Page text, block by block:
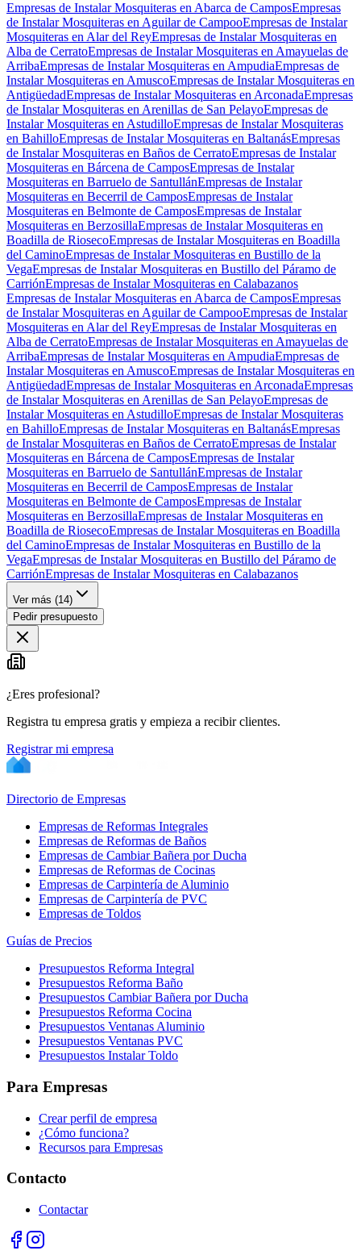
Empresas de Instalar Mosquiteras en Abarca de CamposEmpresas
de Instalar Mosquiteras en Aguilar de CampooEmpresas de Instalar
Mosquiteras en Alar del ReyEmpresas de Instalar Mosquiteras en
Alba de CerratoEmpresas de Instalar Mosquiteras en Amayuelas de
ArribaEmpresas de Instalar Mosquiteras en AmpudiaEmpresas de
Instalar Mosquiteras en AmuscoEmpresas de Instalar Mosquiteras en
AntigüedadEmpresas de Instalar Mosquiteras en ArconadaEmpresas
de Instalar Mosquiteras en Arenillas de San PelayoEmpresas de
Instalar Mosquiteras en AstudilloEmpresas de Instalar Mosquiteras
en BahilloEmpresas de Instalar Mosquiteras en BaltanásEmpresas
de Instalar Mosquiteras en Baños de CerratoEmpresas de Instalar
Mosquiteras en Bárcena de CamposEmpresas de Instalar
Mosquiteras en Barruelo de SantullánEmpresas de Instalar
Mosquiteras en Becerril de CamposEmpresas de Instalar
Mosquiteras en Belmonte de CamposEmpresas de Instalar
Mosquiteras en BerzosillaEmpresas de Instalar Mosquiteras en
Boadilla de RiosecoEmpresas de Instalar Mosquiteras en Boadilla
del CaminoEmpresas de Instalar Mosquiteras en Bustillo de la
VegaEmpresas de Instalar Mosquiteras en Bustillo del Páramo de
CarriónEmpresas de Instalar Mosquiteras en Calabazanos
Empresas de Instalar Mosquiteras en Abarca de CamposEmpresas
de Instalar Mosquiteras en Aguilar de CampooEmpresas de Instalar
Mosquiteras en Alar del ReyEmpresas de Instalar Mosquiteras en
Alba de CerratoEmpresas de Instalar Mosquiteras en Amayuelas de
ArribaEmpresas de Instalar Mosquiteras en AmpudiaEmpresas de
Instalar Mosquiteras en AmuscoEmpresas de Instalar Mosquiteras en
AntigüedadEmpresas de Instalar Mosquiteras en ArconadaEmpresas
de Instalar Mosquiteras en Arenillas de San PelayoEmpresas de
Instalar Mosquiteras en AstudilloEmpresas de Instalar Mosquiteras
en BahilloEmpresas de Instalar Mosquiteras en BaltanásEmpresas
de Instalar Mosquiteras en Baños de CerratoEmpresas de Instalar
Mosquiteras en Bárcena de CamposEmpresas de Instalar
Mosquiteras en Barruelo de SantullánEmpresas de Instalar
Mosquiteras en Becerril de CamposEmpresas de Instalar
Mosquiteras en Belmonte de CamposEmpresas de Instalar
Mosquiteras en BerzosillaEmpresas de Instalar Mosquiteras en
Boadilla de RiosecoEmpresas de Instalar Mosquiteras en Boadilla
del CaminoEmpresas de Instalar Mosquiteras en Bustillo de la
VegaEmpresas de Instalar Mosquiteras en Bustillo del Páramo de
CarriónEmpresas de Instalar Mosquiteras en Calabazanos
Ver más (14)
Pedir presupuesto
¿Eres profesional?
Registra tu empresa gratis y empieza a recibir clientes.
Registrar mi empresa
Directorio de Empresas
Empresas de Reformas Integrales
Empresas de Reformas de Baños
Empresas de Cambiar Bañera por Ducha
Empresas de Reformas de Cocinas
Empresas de Carpintería de Aluminio
Empresas de Carpintería de PVC
Empresas de Toldos
Guías de Precios
Presupuestos Reforma Integral
Presupuestos Reforma Baño
Presupuestos Cambiar Bañera por Ducha
Presupuestos Reforma Cocina
Presupuestos Ventanas Aluminio
Presupuestos Ventanas PVC
Presupuestos Instalar Toldo
Para Empresas
Crear perfil de empresa
¿Cómo funciona?
Recursos para Empresas
Contacto
Contactar